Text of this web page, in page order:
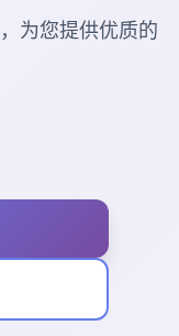
为您提供优质的